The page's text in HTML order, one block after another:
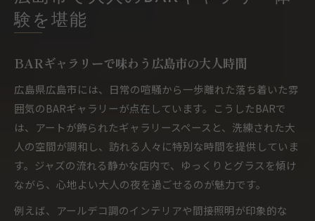
ジャズとBARギャラリーの相性が良い理由
広島市のBARで出会う生演奏ジャズの魅力
BARギャラリーで癒やされる音楽の魔法
アールデコの美しさとBARの余韻を味わう
BARギャラリーで感じるアールデコの世界
BAR空間に映えるアールデコ調インテリア
大人が集うBARの美意識とアールデコ魅力
BARで過ごす芸術的な夜の楽しみ方を解説
アールデコデザインのBARで非日常体験
験を堪能
BARギャラリーで味わう広島市の大人時間
広島県広島市には、日常の喧騒から一歩離れた落ち着いた雰
囲気のBARギャラリーが点在しています。こうしたBARで
は、アートが飾られたギャラリースペースと、洗練された大
人の空間が調和し、訪れる人々に特別な時間を提供していま
す。ジャズの流れる静かな店内で、ゆっくりとグラスを傾け
ながら、心地よい大人の夜を過ごせるのが魅力です。
例えば、アールデコ調のインテリアや間接照明が印象的な